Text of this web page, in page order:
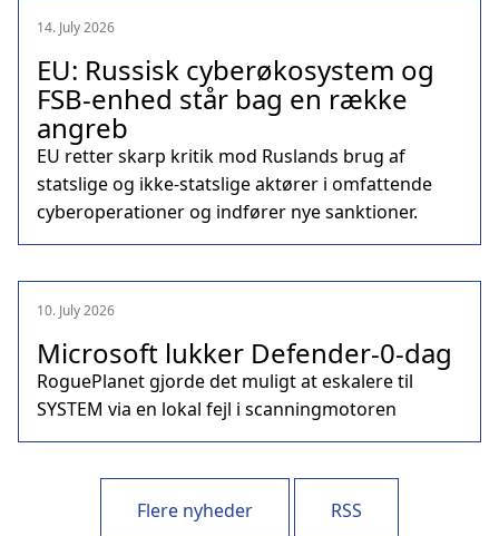
14. July 2026
EU: Russisk cyberøkosystem og
FSB-enhed står bag en række
angreb
EU retter skarp kritik mod Ruslands brug af
statslige og ikke-statslige aktører i omfattende
cyberoperationer og indfører nye sanktioner.
10. July 2026
Microsoft lukker Defender‑0‑dag
RoguePlanet gjorde det muligt at eskalere til
SYSTEM via en lokal fejl i scanningmotoren
Flere nyheder RSS